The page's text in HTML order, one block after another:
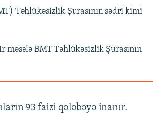
Təhlükəsizlik Şurasının sədri kimi
BMT Təhlükəsizlik Şurasının
93 faizi qələbəyə inanır.